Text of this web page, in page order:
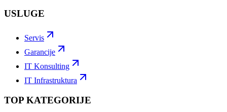
USLUGE
Servis
Garancije
IT Konsulting
IT Infrastruktura
TOP KATEGORIJE